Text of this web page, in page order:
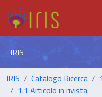
IRIS
IRIS Catalogo Ricerca
1.1 Articolo in rivista